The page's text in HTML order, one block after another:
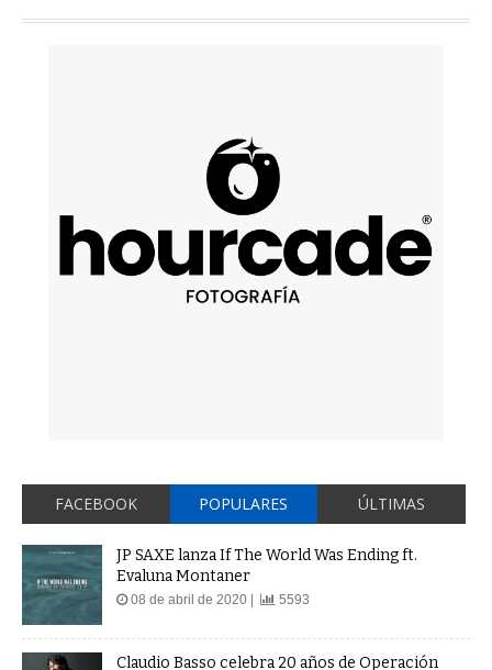
FACEBOOK POPULARES ÚLTIMAS
JP SAXE lanza If The World Was Ending ft.
Evaluna Montaner
08 de abril de 2020 | 5593
Claudio Basso celebra 20 años de Operación